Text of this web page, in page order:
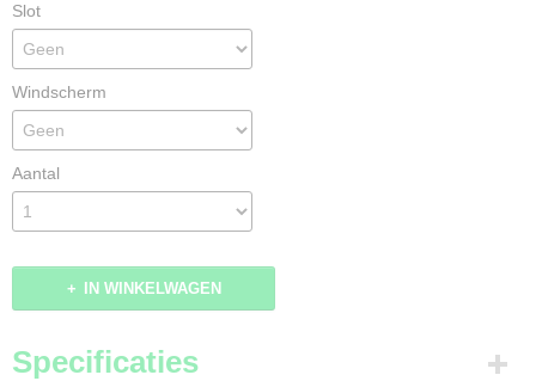
Slot
Windscherm
Aantal
IN WINKELWAGEN
Specificaties